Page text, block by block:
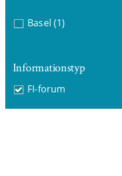
Basel (1)
Informationstyp
FI-forum